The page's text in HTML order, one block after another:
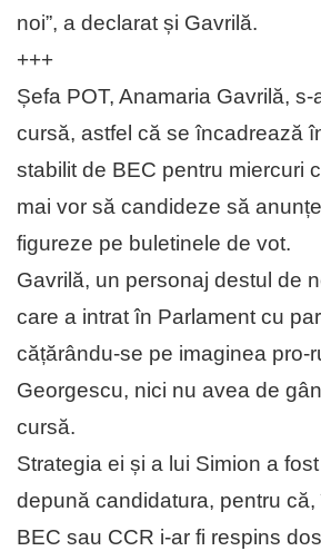
noi”, a declarat și Gavrilă.
+++
Șefa POT, Anamaria Gavrilă, s-
cursă, astfel că se încadrează
stabilit de BEC pentru miercuri
mai vor să candideze să
figureze pe buletinele de vot.
Gavrilă, un personaj destul de
care a intrat în Parlament cu
cățărându-se pe imaginea pro-
Georgescu, nici nu avea de
cursă.
Strategia ei și a lui Simion a
depună candidatura, pentru
BEC sau CCR i-ar fi respins